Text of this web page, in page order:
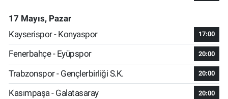
17 Mayıs, Pazar
Kayserispor - Konyaspor
17:00
Fenerbahçe - Eyüpspor 20:00
Trabzonspor - Gençlerbirliği S.K. 20:00
Kasımpaşa - Galatasaray 20:00